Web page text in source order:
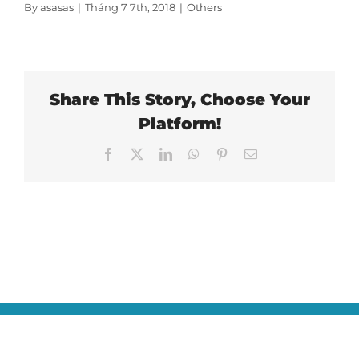
Byasasas | Tháng 7 7th, 2018 | Others
Share This Story, Choose Your
Platform!
Facebook LinkedInWhatsApp
PinterestEmail